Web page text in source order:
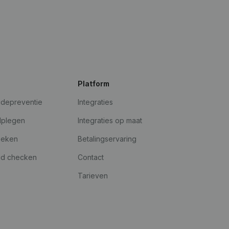
checken
Platform
Integraties
Integraties op maat
Betalingservaring
Contact
Tarieven